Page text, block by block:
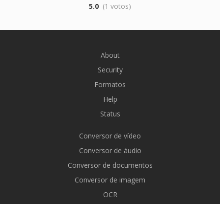
5.0 (1 votos)
About
Security
Formatos
Help
Status
Conversor de vídeo
Conversor de áudio
Conversor de documentos
Conversor de imagem
OCR